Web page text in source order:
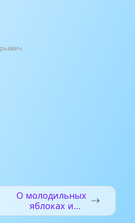
О молодильных
яблоках и
живой воде